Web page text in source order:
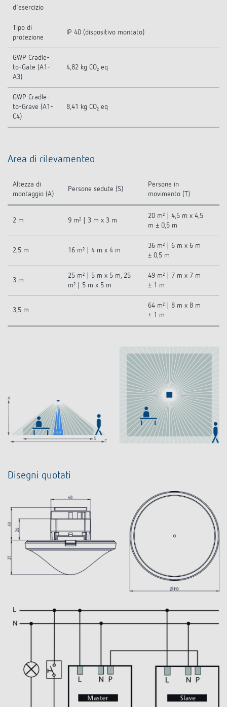
d'esercizio
Tipo di
protezione
IP 40 (dispositivo montato)
GWP Cradle-
to-Gate (A1-
A3)
4,82 kg CO₂ eq
GWP Cradle-
to-Grave (A1-
C4)
8,41 kg CO₂ eq
Area di rilevamenteo
Altezza di
montaggio (A)
Persone sedute (S)
Persone in
movimento (T)
2 m 9 m² | 3 m x 3 m
20 m² | 4,5 m x 4,5
m ± 0,5 m
2,5 m 16 m² | 4 m x 4 m
36 m² | 6 m x 6 m
± 0,5 m
3 m
25 m² | 5 m x 5 m, 25
m² | 5 m x 5 m
49 m² | 7 m x 7 m
± 1 m
3,5 m
64 m² | 8 m x 8 m
± 1 m
Disegni quotati